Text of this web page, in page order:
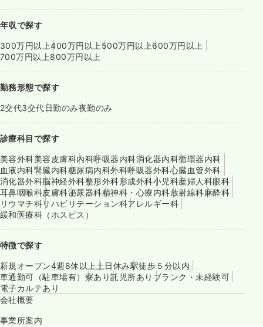
年収で探す
300万円以上400万円以上 500万円以上600万円以上
700万円以上800万円以上
勤務形態で探す
2交代3交代日勤のみ夜勤のみ
診療科目で探す
美容外科美容皮膚科内科呼吸器内科消化器内科循環器内科
血液内科腎臓内科糖尿病内科外科呼吸器外科心臓血管外科
消化器外科脳神経外科整形外科形成外科小児科産婦人科眼科
耳鼻咽喉科皮膚科泌尿器科精神科・心療内科放射線科麻酔科
リウマチ科リハビリテーション科アレルギー科
緩和医療科（ホスピス）
特徴で探す
新規オープン4週8休以上 土日休み駅徒歩５分以内
車通勤可（駐車場有） 寮あり託児所あり ブランク・未経験可
電子カルテあり
会社概要
事業所案内